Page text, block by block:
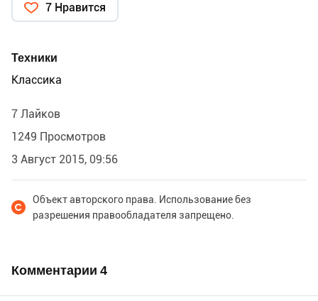
7 Нравится
Техники
Классика
7 Лайков
1249 Просмотров
3 Август 2015, 09:56
Объект авторского права. Использование без
разрешения правообладателя запрещено.
Комментарии 4